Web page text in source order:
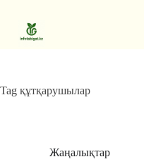
content
Tag құтқарушылар
Жаңалықтар